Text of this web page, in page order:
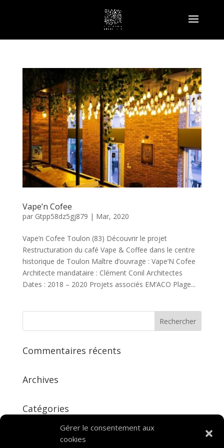
Gérer le consentement aux
cookies
Vape’n Cofee
par Gtpp58dz5gj879 | Mar, 2020
Vape’n Cofee Toulon (83) Découvrir le projet
Restructuration du café Vape & Coffee dans le centre
historique de Toulon Maître d’ouvrage : Vape’N Cofee
Architecte mandataire : Clément Conil Architectes
Dates : 2018 – 2020 Projets associés EM’ACO Plage...
Commentaires récents
Archives
Catégories
Aucune catégorie